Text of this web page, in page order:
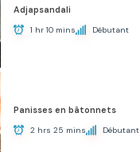
Adjapsandali
1 hr 10 mins Débutant
Panisses en bâtonnets
2 hrs 25 mins Débutant